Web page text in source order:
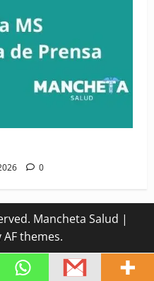
0
Mancheta Salud |
AF themes.